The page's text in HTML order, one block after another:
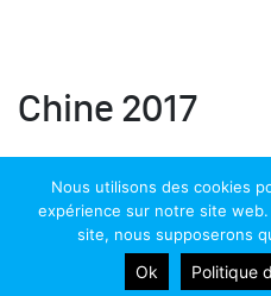
Chine 2017
Copyright 2026 - Athénée Royal
Site réalisé
Nous utilisons des cookies
expérience sur notre site
site, nous supposerons
Ok Politique